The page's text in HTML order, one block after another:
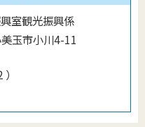
室観光振興係
玉市小川4-11
）